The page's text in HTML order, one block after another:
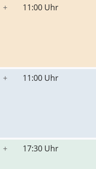
+ 11:00 Uhr
+ 11:00 Uhr
+ 17:30 Uhr